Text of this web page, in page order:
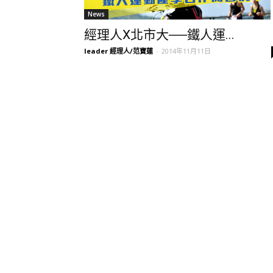
News
經理人X北市大──鐵人運...
leader 經理人/范寶蓮 - 2014年11月11日